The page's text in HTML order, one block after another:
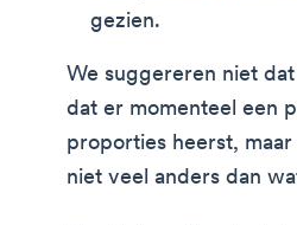
gezien.
We suggereren niet
dat er momenteel een
proporties heerst,
niet veel anders dan